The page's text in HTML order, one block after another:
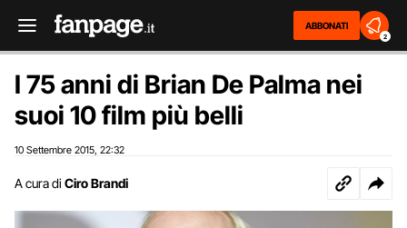
ABBONATI
2
I 75 anni di Brian De Palma nei
suoi 10 film più belli
10 Settembre 2015 22:32
A cura di Ciro Brandi